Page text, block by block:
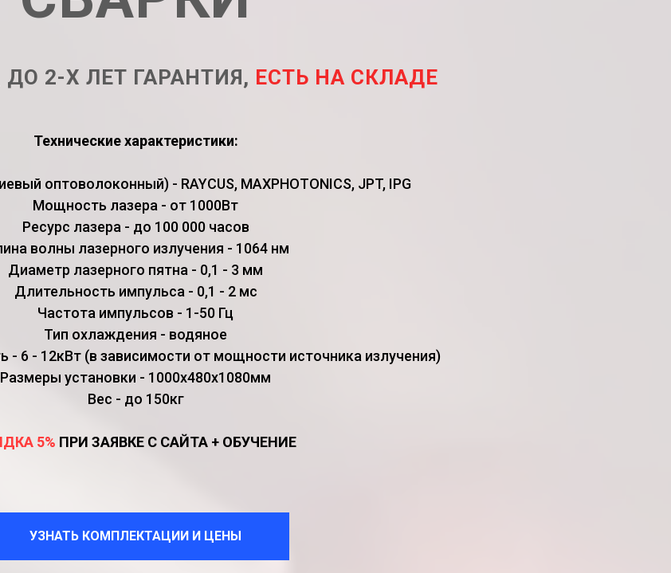
ДО 2-Х ЛЕТ ГАРАНТИЯ, ЕСТЬ НА СКЛАДЕ
Технические характеристики:
оптоволоконный) - RAYCUS, MAXPHOTONICS, JPT, IPG
Мощность лазера - от 1000Вт
Ресурс лазера - до 100 000 часов
волны лазерного излучения - 1064 нм
Диаметр лазерного пятна - 0,1 - 3 мм
Длительность импульса - 0,1 - 2 мс
Частота импульсов - 1-50 Гц
Тип охлаждения - водяное
6 - 12кВт (в зависимости от мощности источника излучения)
Размеры установки - 1000х480х1080мм
Вес - до 150кг
5% ПРИ ЗАЯВКЕ С САЙТА + ОБУЧЕНИЕ
УЗНАТЬ КОМПЛЕКТАЦИИ И ЦЕНЫ